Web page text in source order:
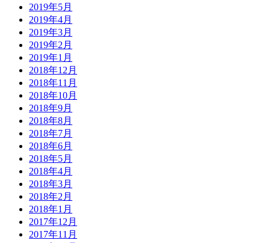
2019年5月
2019年4月
2019年3月
2019年2月
2019年1月
2018年12月
2018年11月
2018年10月
2018年9月
2018年8月
2018年7月
2018年6月
2018年5月
2018年4月
2018年3月
2018年2月
2018年1月
2017年12月
2017年11月